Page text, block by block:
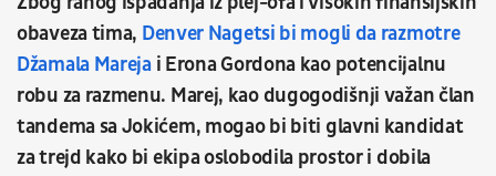
obaveza tima, Denver Nagetsi bi mogli da razmotre
Džamala Marejai Erona Gordona kao potencijalnu
robu za razmenu. Marej, kao dugogodišnji važan član
tandema sa Jokićem, mogao bi biti glavni kandidat
za trejd kako bi ekipa oslobodila prostor i dobila